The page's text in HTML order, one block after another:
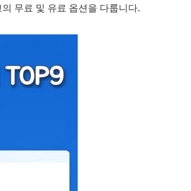
무료 및 유료 옵션을 다룹니다.